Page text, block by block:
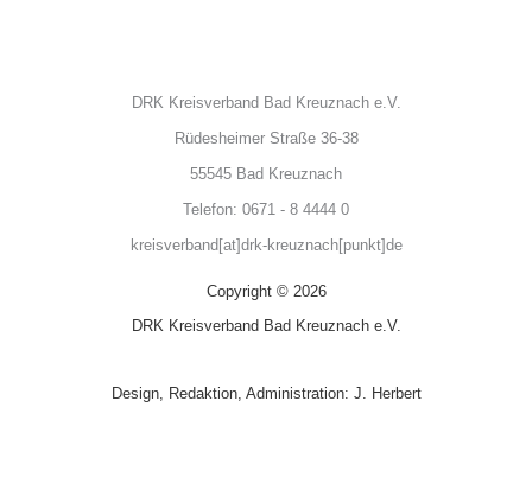
DRK Kreisverband Bad Kreuznach e.V.
Rüdesheimer Straße 36-38
55545 Bad Kreuznach
Telefon: 0671 - 8 4444 0
kreisverband[at]drk-kreuznach[punkt]de
Copyright © 2026
DRK Kreisverband Bad Kreuznach e.V.
Design, Redaktion, Administration: J. Herbert